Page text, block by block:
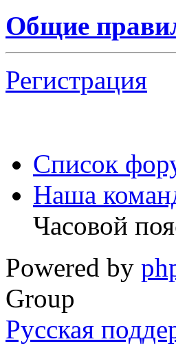
Общие
Регистрация
Список
Наша
Часовой
Powered by
Group
Русская